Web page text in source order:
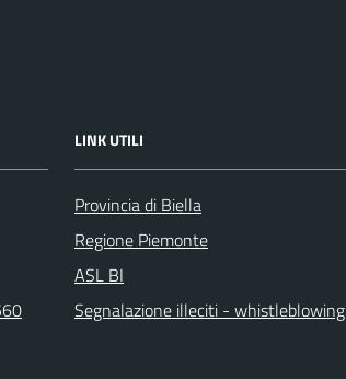
LINK UTILI
Provincia di Biella
Regione Piemonte
ASL BI
Segnalazione illeciti - whistleblowing